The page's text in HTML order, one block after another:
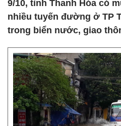
9/10, tỉnh Thanh Hóa có
nhiều tuyến đường ở TP
trong biển nước, giao